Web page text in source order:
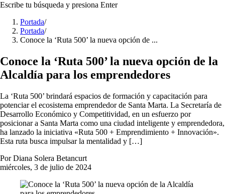
Escribe tu búsqueda y presiona Enter
Portada/
Portada/
Conoce la ‘Ruta 500’ la nueva opción de ...
Conoce la ‘Ruta 500’ la nueva opción de la
Alcaldía para los emprendedores
La ‘Ruta 500’ brindará espacios de formación y capacitación para
potenciar el ecosistema emprendedor de Santa Marta. La Secretaría de
Desarrollo Económico y Competitividad, en un esfuerzo por
posicionar a Santa Marta como una ciudad inteligente y emprendedora,
ha lanzado la iniciativa «Ruta 500 + Emprendimiento + Innovación».
Esta ruta busca impulsar la mentalidad y […]
Por Diana Solera Betancurt
miércoles, 3 de julio de 2024